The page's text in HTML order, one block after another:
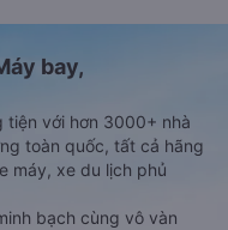
bay,
với hơn 3000+ nhà
toàn quốc, tất cả hãng
máy, xe du lịch phủ
bạch cùng vô vàn